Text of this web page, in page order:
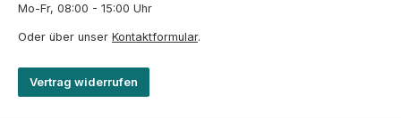
Mo-Fr, 08:00 - 15:00 Uhr
Oder über unser Kontaktformular.
Vertrag widerrufen